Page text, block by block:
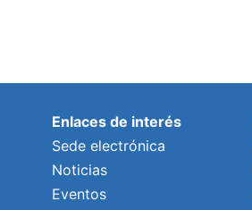
Enlaces de interés
Sede electrónica
Noticias
Eventos